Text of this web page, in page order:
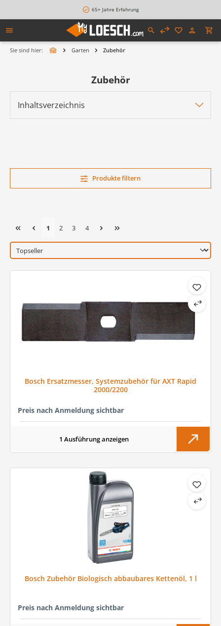
65+ Jahre Erfahrung
Sie sind hier: Garten Zubehör
Inhaltsverzeichnis
Zubehör
Produkte filtern
Seite
1 Seite
2 Seite
3 Seite
4
Bosch Ersatzmesser, Systemzubehör für AXT Rapid
2000/2200
Preis nach Anmeldung sichtbar
1 Ausführung anzeigen
Bosch Zubehör Biologisch abbaubares Kettenöl, 1 l
Preis nach Anmeldung sichtbar